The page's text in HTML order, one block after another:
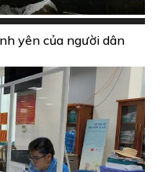
yên của người dân